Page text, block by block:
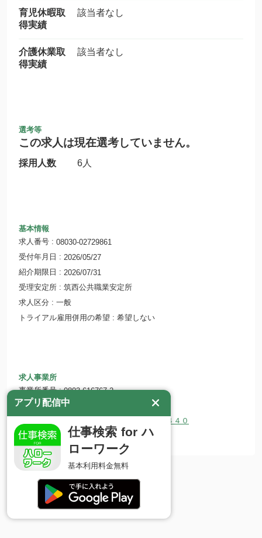
育児休暇取
得実績
該当者なし
介護休業取
得実績
該当者なし
選考等
この求人は現在選考していません。
採用人数 6人
基本情報
求人番号
08030-02729861
受付年月日
2026/05/27
紹介期限日
2026/07/31
受理安定所
筑西公共職業安定所
求人区分
一般
トライアル雇用併用の希望
希望しない
求人事業所
事業所番号
0803-616767-2
事業所名
株式会社 近江屋
〒307-0001 茨城県結城市結城１３４４０
ホームページ
www.oumiyakosen.jp
アプリ配信中
仕事検索 for ハ
ローワーク
基本利用料金無料